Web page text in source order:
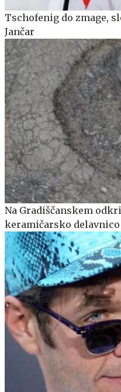
Tschofenig do zmage,
Jančar
Na Gradiščanskem
keramičarsko delavnico